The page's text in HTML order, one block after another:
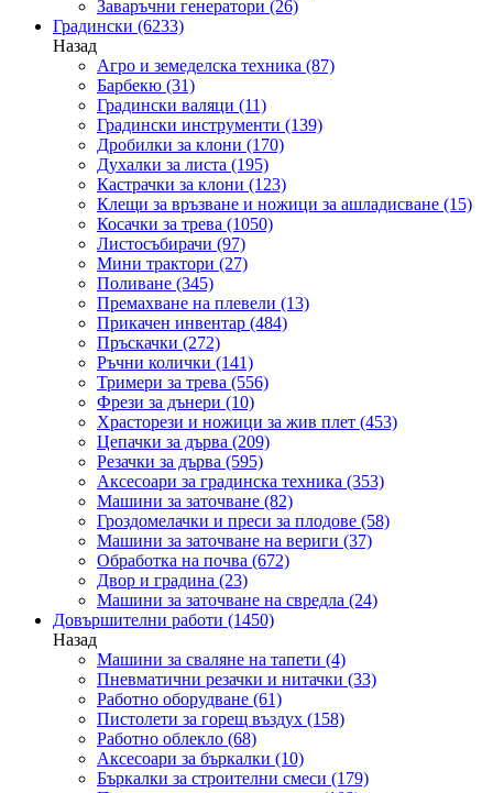
Заваръчни генератори (26)
Градински (6233)
Назад
Агро и земеделска техника (87)
Барбекю (31)
Градински валяци (11)
Градински инструменти (139)
Дробилки за клони (170)
Духалки за листа (195)
Кастрачки за клони (123)
Клещи за връзване и ножици за ашладисване (15)
Косачки за трева (1050)
Листосъбирачи (97)
Мини трактори (27)
Поливане (345)
Премахване на плевели (13)
Прикачен инвентар (484)
Пръскачки (272)
Ръчни колички (141)
Тримери за трева (556)
Фрези за дънери (10)
Храсторези и ножици за жив плет (453)
Цепачки за дърва (209)
Резачки за дърва (595)
Аксесоари за градинска техника (353)
Машини за заточване (82)
Гроздомелачки и преси за плодове (58)
Машини за заточване на вериги (37)
Обработка на почва (672)
Двор и градина (23)
Машини за заточване на свредла (24)
Довършителни работи (1450)
Назад
Машини за сваляне на тапети (4)
Пневматични резачки и нитачки (33)
Работно оборудване (61)
Пистолети за горещ въздух (158)
Работно облекло (68)
Аксесоари за бъркалки (10)
Бъркалки за строителни смеси (179)